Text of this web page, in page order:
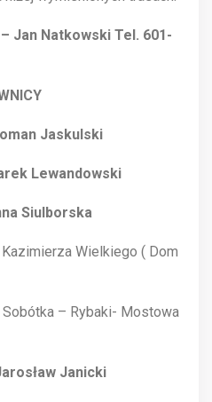
Jan Natkowski Tel. 601-
Jaskulski
Wielkiego ( Dom
– Rybaki- Mostowa
Janicki